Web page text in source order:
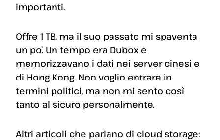
importanti.
Offre 1 TB, ma il suo passato mi spaventa
un po’. Un tempo era Dubox e
memorizzavano i dati nei server cinesi e
di Hong Kong. Non voglio entrare in
termini politici, ma non mi sento così
tanto al sicuro personalmente.
Altri articoli che parlano di cloud storage: